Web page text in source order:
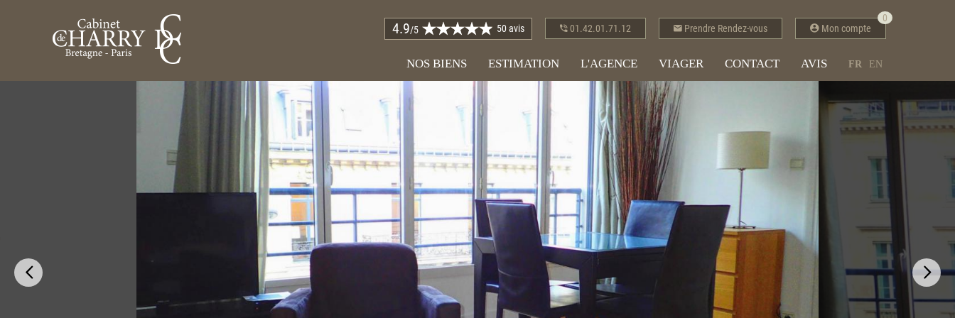
4.9/5 50 avis 01.42.01.71.12 Prendre Rendez-vous Mon compte
0
NOS BIENS ESTIMATION L'AGENCE VIAGER CONTACT AVIS FR EN